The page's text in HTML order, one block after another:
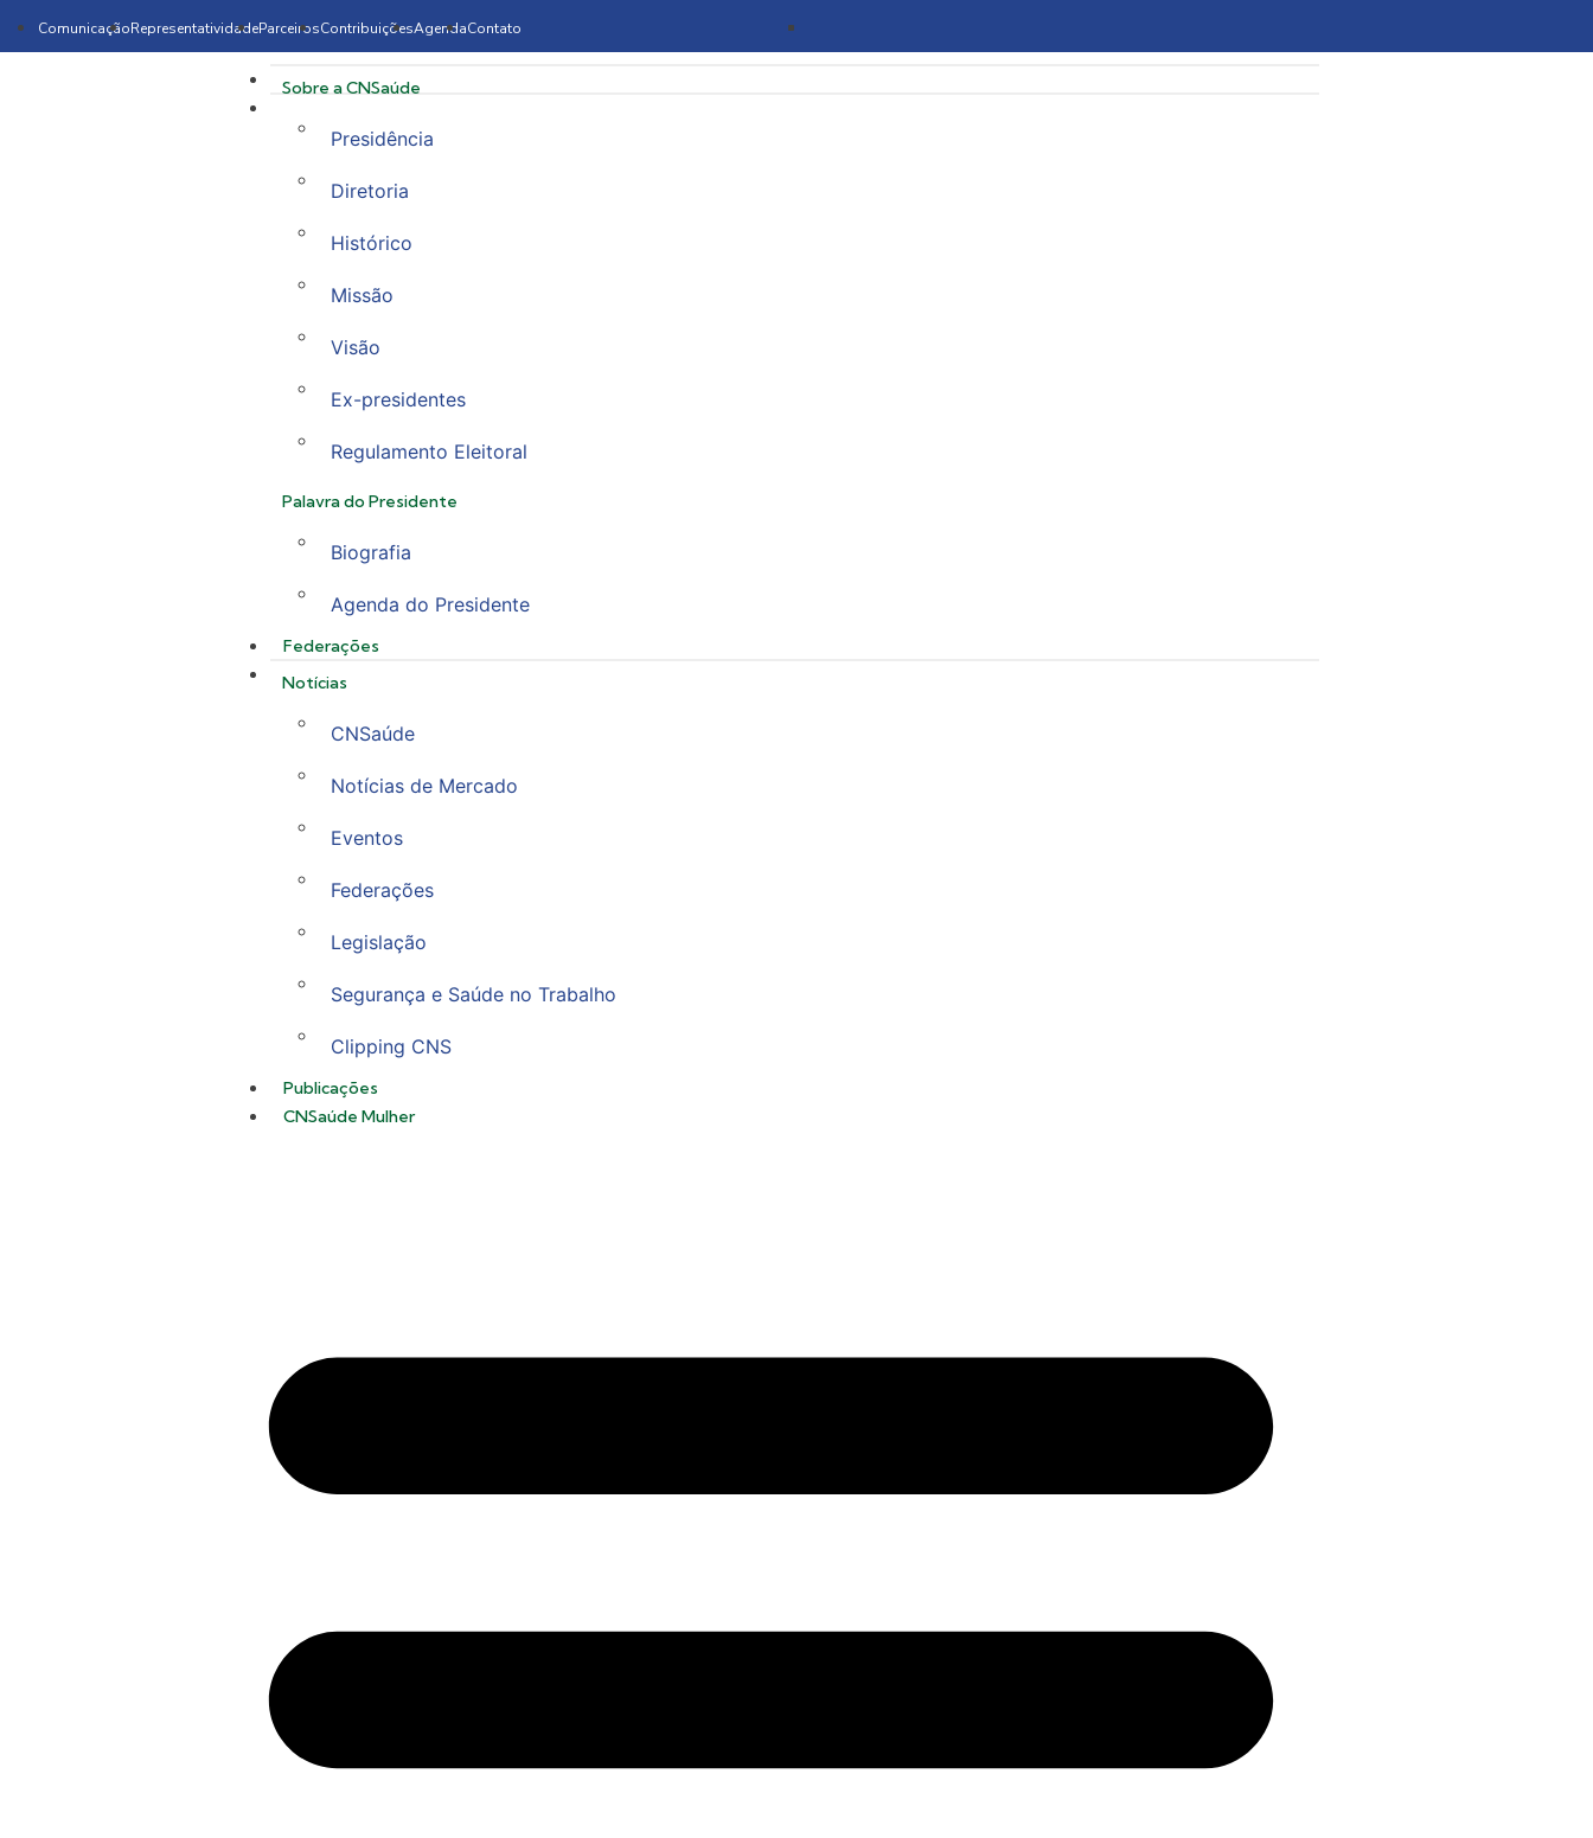
ComunicaçãoRepresentatividadeParceirosContribuiçõesAgendaContato
Sobre a CNSaúde
Presidência
Diretoria
Histórico
Missão
Visão
Ex-presidentes
Regulamento Eleitoral
Palavra do Presidente
Biografia
Agenda do Presidente
Federações
Notícias
CNSaúde
Notícias de Mercado
Eventos
Federações
Legislação
Segurança e Saúde no Trabalho
Clipping CNS
Publicações
CNSaúde Mulher